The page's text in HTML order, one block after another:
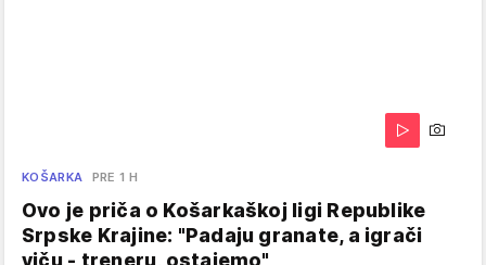
KOŠARKA PRE 1 H
Ovo je priča o Košarkaškoj ligi Republike
Srpske Krajine: "Padaju granate, a igrači
viču - treneru, ostajemo"